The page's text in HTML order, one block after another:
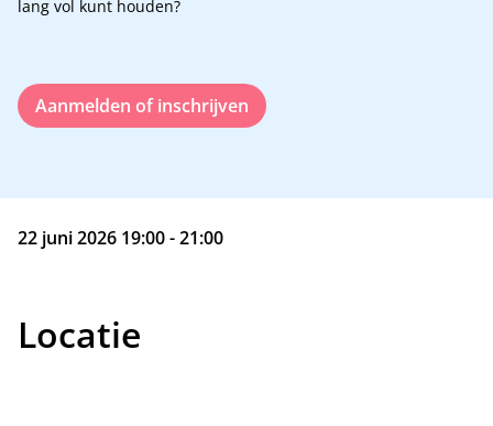
lang vol kunt houden?
Aanmelden of inschrijven
22 juni 2026 19:00 - 21:00
Locatie